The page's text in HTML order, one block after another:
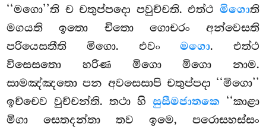
‘‘මගො’’ති ච චතුප්පදො පවුච්චති. එත්ථ මිගොති
මගයති ඉතො චිතො ගොචරං අන්වෙසති
පරියෙසතීති මිගො. එවංමගො. එත්ථ
විසෙසතො හරිණ මිගො මිගො නාම.
සාමඤ්ඤතො පන අවසෙසාපි චතුප්පදා ‘‘මිගො’’
ඉච්චෙව වුච්චන්ති. තථා හි සුසීමජාතකෙ‘‘කාළා
මිගා සෙතදන්තා තව ඉමෙ, පරොසහස්සං